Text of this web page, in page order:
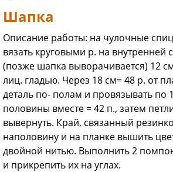
Шапка
Описание работы: на чулочные
вязать круговыми р. на внутренней
(позже шапка выворачивается) 12
лиц. гладью. Через 18 см= 48 р. от
деталь по- полам и провязывать по
половины вместе = 42 п., затем
вывернуть. Край, связанный
наполовину и на планке вышить
двойной нитью. Выполнить 2
и прикрепить их на углах.